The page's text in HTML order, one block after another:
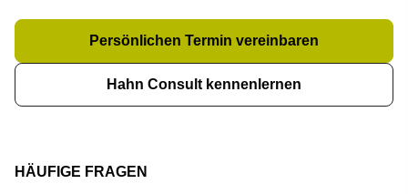
Persönlichen Termin ver­ein­baren
Hahn Consult kennenlernen
HÄUFIGE FRAGEN